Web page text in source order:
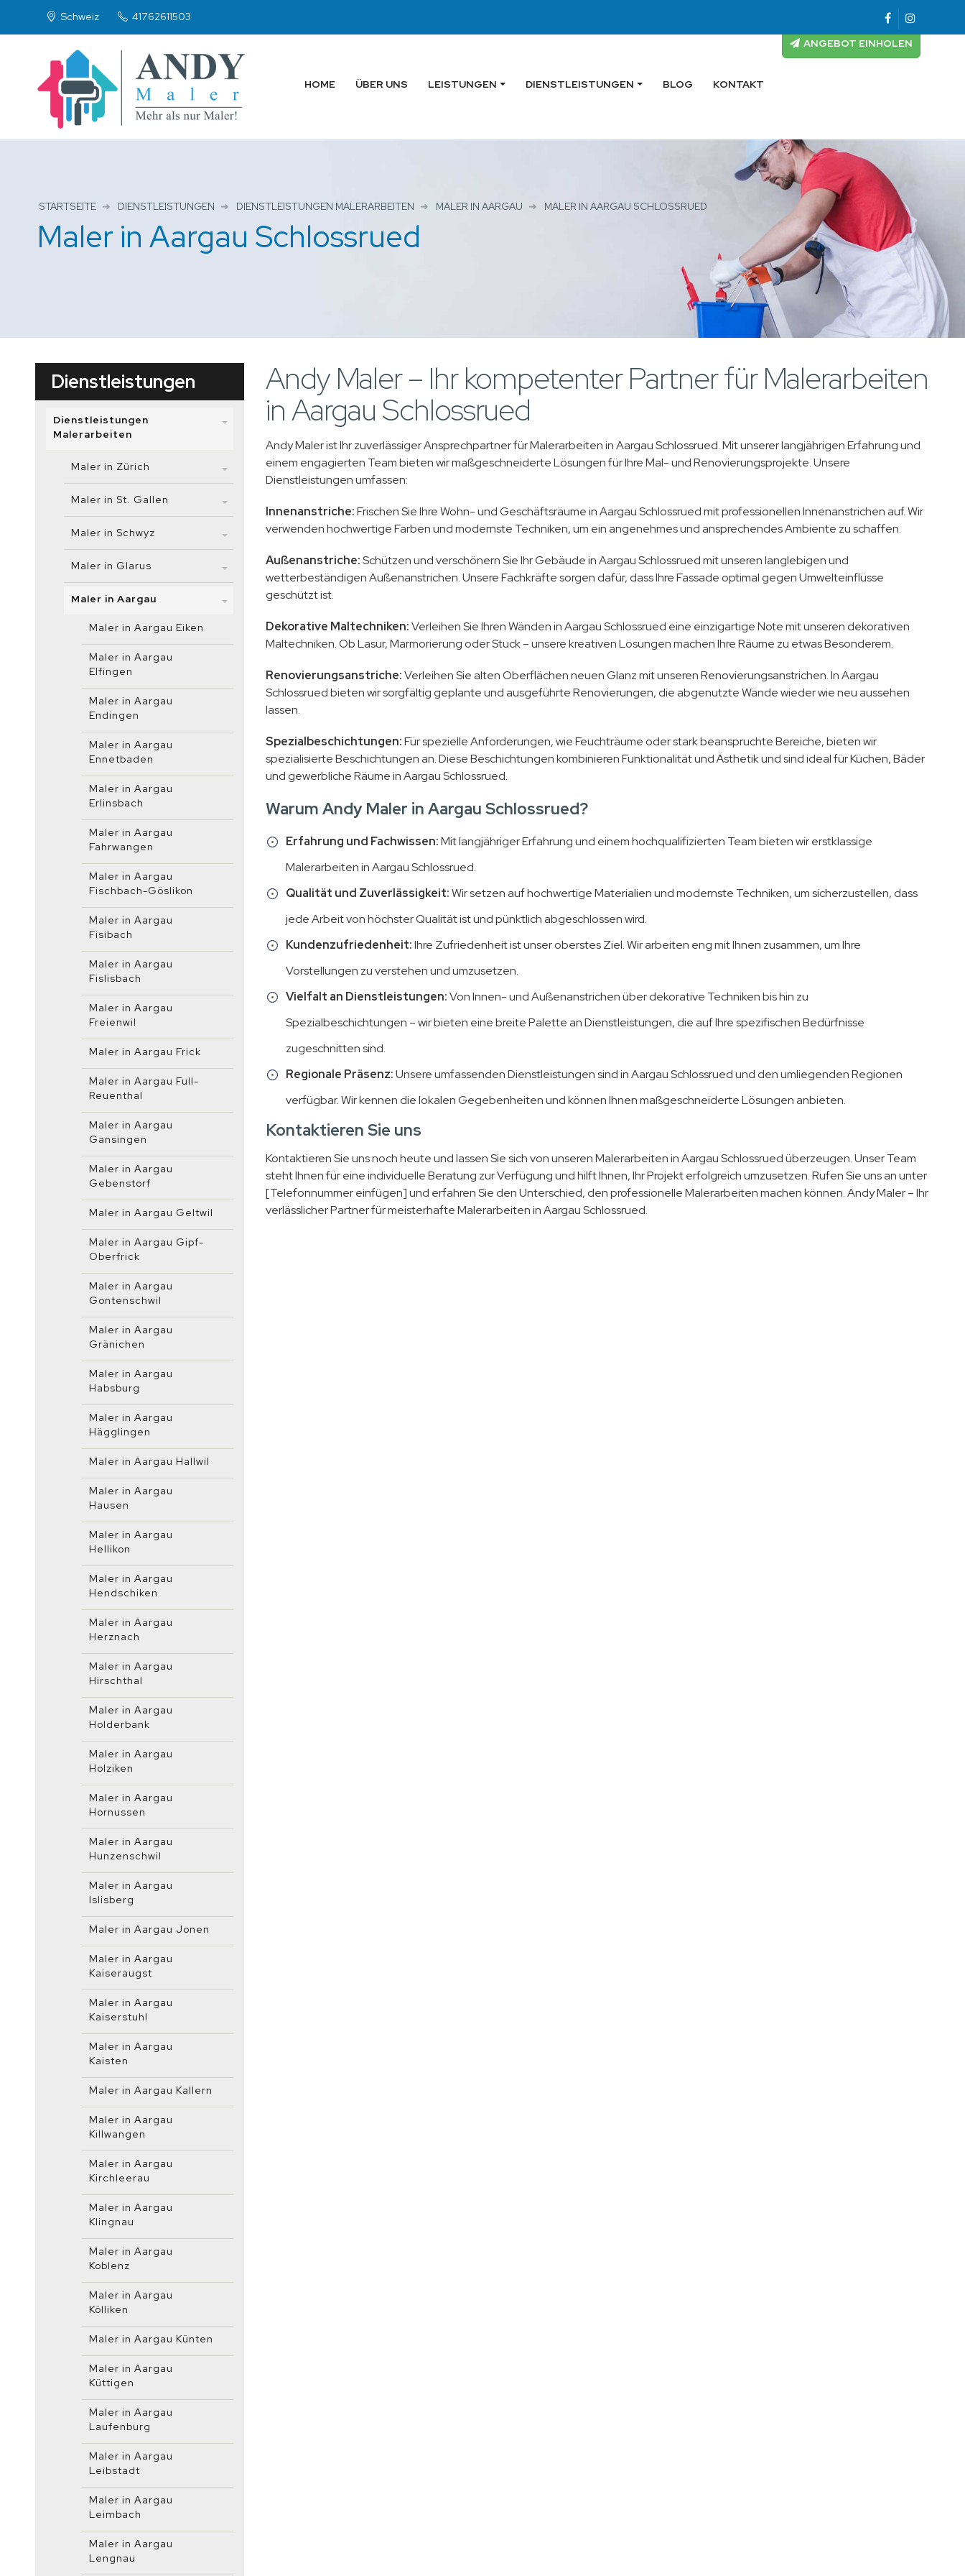
Schweiz 41762611503
HOME ÜBER UNS LEISTUNGEN DIENSTLEISTUNGEN BLOG KONTAKT
ANGEBOT EINHOLEN
STARTSEITE DIENSTLEISTUNGEN DIENSTLEISTUNGEN MALERARBEITEN MALER IN AARGAU MALER IN AARGAU SCHLOSSRUED
Maler in Aargau Schlossrued
Andy Maler – Ihr kompetenter Partner für Malerarbeiten
in Aargau Schlossrued
Andy Maler ist Ihr zuverlässiger Ansprechpartner für Malerarbeiten in Aargau Schlossrued. Mit unserer langjährigen Erfahrung und
einem engagierten Team bieten wir maßgeschneiderte Lösungen für Ihre Mal- und Renovierungsprojekte. Unsere
Dienstleistungen umfassen:
Innenanstriche:Frischen Sie Ihre Wohn- und Geschäftsräume in Aargau Schlossrued mit professionellen Innenanstrichen auf. Wir
verwenden hochwertige Farben und modernste Techniken, um ein angenehmes und ansprechendes Ambiente zu schaffen.
Außenanstriche:Schützen und verschönern Sie Ihr Gebäude in Aargau Schlossrued mit unseren langlebigen und
wetterbeständigen Außenanstrichen. Unsere Fachkräfte sorgen dafür, dass Ihre Fassade optimal gegen Umwelteinflüsse
geschützt ist.
Dekorative Maltechniken:Verleihen Sie Ihren Wänden in Aargau Schlossrued eine einzigartige Note mit unseren dekorativen
Maltechniken. Ob Lasur, Marmorierung oder Stuck – unsere kreativen Lösungen machen Ihre Räume zu etwas Besonderem.
Renovierungsanstriche:Verleihen Sie alten Oberflächen neuen Glanz mit unseren Renovierungsanstrichen. In Aargau
Schlossrued bieten wir sorgfältig geplante und ausgeführte Renovierungen, die abgenutzte Wände wieder wie neu aussehen
lassen.
Spezialbeschichtungen:Für spezielle Anforderungen, wie Feuchträume oder stark beanspruchte Bereiche, bieten wir
spezialisierte Beschichtungen an. Diese Beschichtungen kombinieren Funktionalität und Ästhetik und sind ideal für Küchen, Bäder
und gewerbliche Räume in Aargau Schlossrued.
Warum Andy Maler in Aargau Schlossrued?
Erfahrung und Fachwissen:Mit langjähriger Erfahrung und einem hochqualifizierten Team bieten wir erstklassige
Malerarbeiten in Aargau Schlossrued.
Qualität und Zuverlässigkeit:Wir setzen auf hochwertige Materialien und modernste Techniken, um sicherzustellen, dass
jede Arbeit von höchster Qualität ist und pünktlich abgeschlossen wird.
Kundenzufriedenheit:Ihre Zufriedenheit ist unser oberstes Ziel. Wir arbeiten eng mit Ihnen zusammen, um Ihre
Vorstellungen zu verstehen und umzusetzen.
Vielfalt an Dienstleistungen:Von Innen- und Außenanstrichen über dekorative Techniken bis hin zu
Spezialbeschichtungen – wir bieten eine breite Palette an Dienstleistungen, die auf Ihre spezifischen Bedürfnisse
zugeschnitten sind.
Regionale Präsenz:Unsere umfassenden Dienstleistungen sind in Aargau Schlossrued und den umliegenden Regionen
verfügbar. Wir kennen die lokalen Gegebenheiten und können Ihnen maßgeschneiderte Lösungen anbieten.
Kontaktieren Sie uns
Kontaktieren Sie uns noch heute und lassen Sie sich von unseren Malerarbeiten in Aargau Schlossrued überzeugen. Unser Team
steht Ihnen für eine individuelle Beratung zur Verfügung und hilft Ihnen, Ihr Projekt erfolgreich umzusetzen. Rufen Sie uns an unter
[Telefonnummer einfügen] und erfahren Sie den Unterschied, den professionelle Malerarbeiten machen können. Andy Maler – Ihr
verlässlicher Partner für meisterhafte Malerarbeiten in Aargau Schlossrued.
Dienstleistungen
Dienstleistungen
Malerarbeiten
Maler in Zürich
Maler in St. Gallen
Maler in Schwyz
Maler in Glarus
Maler in Aargau
Maler in Aargau Eiken
Maler in Aargau
Elfingen
Maler in Aargau
Endingen
Maler in Aargau
Ennetbaden
Maler in Aargau
Erlinsbach
Maler in Aargau
Fahrwangen
Maler in Aargau
Fischbach-Göslikon
Maler in Aargau
Fisibach
Maler in Aargau
Fislisbach
Maler in Aargau
Freienwil
Maler in Aargau Frick
Maler in Aargau Full-
Reuenthal
Maler in Aargau
Gansingen
Maler in Aargau
Gebenstorf
Maler in Aargau Geltwil
Maler in Aargau Gipf-
Oberfrick
Maler in Aargau
Gontenschwil
Maler in Aargau
Gränichen
Maler in Aargau
Habsburg
Maler in Aargau
Hägglingen
Maler in Aargau Hallwil
Maler in Aargau
Hausen
Maler in Aargau
Hellikon
Maler in Aargau
Hendschiken
Maler in Aargau
Herznach
Maler in Aargau
Hirschthal
Maler in Aargau
Holderbank
Maler in Aargau
Holziken
Maler in Aargau
Hornussen
Maler in Aargau
Hunzenschwil
Maler in Aargau
Islisberg
Maler in Aargau Jonen
Maler in Aargau
Kaiseraugst
Maler in Aargau
Kaiserstuhl
Maler in Aargau
Kaisten
Maler in Aargau Kallern
Maler in Aargau
Killwangen
Maler in Aargau
Kirchleerau
Maler in Aargau
Klingnau
Maler in Aargau
Koblenz
Maler in Aargau
Kölliken
Maler in Aargau Künten
Maler in Aargau
Küttigen
Maler in Aargau
Laufenburg
Maler in Aargau
Leibstadt
Maler in Aargau
Leimbach
Maler in Aargau
Lengnau